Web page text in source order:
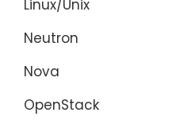
Linux/Unix
Neutron
Nova
OpenStack